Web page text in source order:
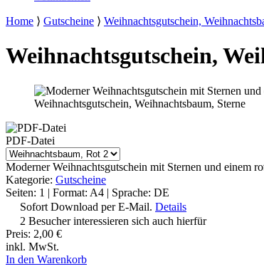
Home ⟩ Gutscheine ⟩ Weihnachtsgutschein,
Weihnachtsgutschein,
Weihnachtsgutschein, Weihnachtsbaum, Sterne
PDF-Datei
Moderner Weihnachtsgutschein mit Sternen und einem
Kategorie: Gutscheine
Seiten: 1 | Format: A4 | Sprache: DE
Sofort Download per E-Mail. Details
2 Besucher interessieren sich auch hierfür
Preis: 2,00 €
inkl. MwSt.
In den Warenkorb